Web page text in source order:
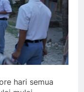
hari semua